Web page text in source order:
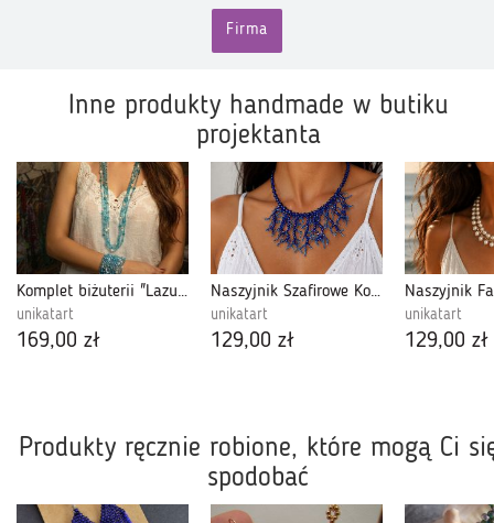
Firma
Inne produkty handmade w butiku
projektanta
Komplet biżuterii "Lazurowe Wybrzeże” - Naszyjnik i bransoletka z perłami
unikatart
169,00 zł
Naszyjnik Szafirowe Koralikowe Patyczaki Korale Kolia
unikatart
129,00 zł
Naszyjnik
unikatart
129,00 zł
Produkty ręcznie robione, które mogą Ci
spodobać